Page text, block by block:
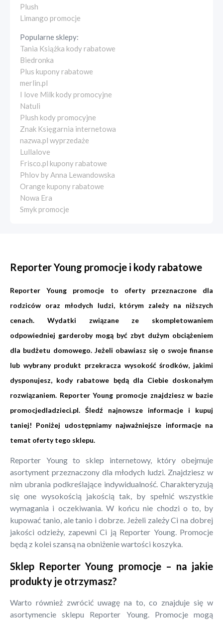
Plush
Limango promocje
Popularne sklepy:
Tania Książka kody rabatowe
Biedronka
Plus kupony rabatowe
merlin.pl
I love Milk kody promocyjne
Natuli
Plush kody promocyjne
Znak Księgarnia internetowa
nazwa.pl wyprzedaże
Lullalove
Frisco.pl kupony rabatowe
Phlov by Anna Lewandowska
Orange kupony rabatowe
Nowa Era
Smyk promocje
Reporter Young promocje i kody rabatowe
Reporter Young promocje to oferty przeznaczone dla
rodziców oraz młodych ludzi, którym zależy na niższych
cenach. Wydatki związane ze skompletowaniem
odpowiedniej garderoby mogą być zbyt dużym obciążeniem
dla budżetu domowego. Jeżeli obawiasz się o swoje finanse
lub wybrany produkt przekracza wysokość środków, jakimi
dysponujesz, kody rabatowe będą dla Ciebie doskonałym
rozwiązaniem. Reporter Young promocje znajdziesz w bazie
promocjedladzieci.pl. Śledź najnowsze informacje i kupuj
taniej! Poniżej udostępniamy najważniejsze informacje na
temat oferty tego sklepu.
Reporter Young to sklep internetowy, który obejmuje
asortyment przeznaczony dla młodych ludzi. Znajdziesz w
nim ubrania podkreślające indywidualność. Charakteryzują
się one wysokością jakością tak, by spełnić wszystkie
wymagania i oczekiwania. W końcu nie chodzi o to, by
kupować tanio, ale tanio i dobrze. Jeżeli zależy Ci na dobrej
jakości odzieży, zapewni Ci ją Reporter Young. Promocje
będą z kolei szansą na obniżenie wartości koszyka.
Sklep Reporter Young promocje – na jakie
produkty je otrzymasz?
Warto również zwrócić uwagę na to, co znajduje się w
asortymencie sklepu Reporter Young. Promocje mogą